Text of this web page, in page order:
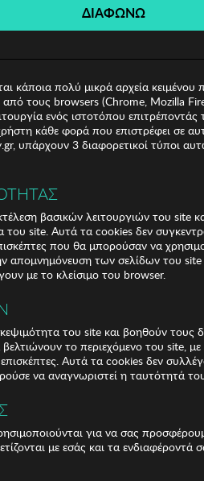
ΔΙΑΦΩΝΩ
κάποια πολύ μικρά αρχεία
από τους browsers (Chrome, Mozilla
ενός ιστοτόπου επιτρέποντάς
κάθε φορά που επιστρέφει σε
υπάρχουν 3 διαφορετικοί τύποι
βασικών λειτουργιών του site
του site. Αυτά τα cookies δεν
που θα μπορούσαν να
απομνημόνευση των σελίδων του site
με το κλείσιμο του browser.
του site και βοηθούν τους
το περιεχόμενο του site,
επισκέπτες. Αυτά τα cookies δεν
να αναγνωριστεί η ταυτότητά
για να σας
με εσάς και τα ενδιαφέροντά